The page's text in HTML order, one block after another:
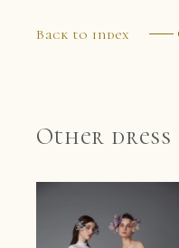
Back to index
Other dress